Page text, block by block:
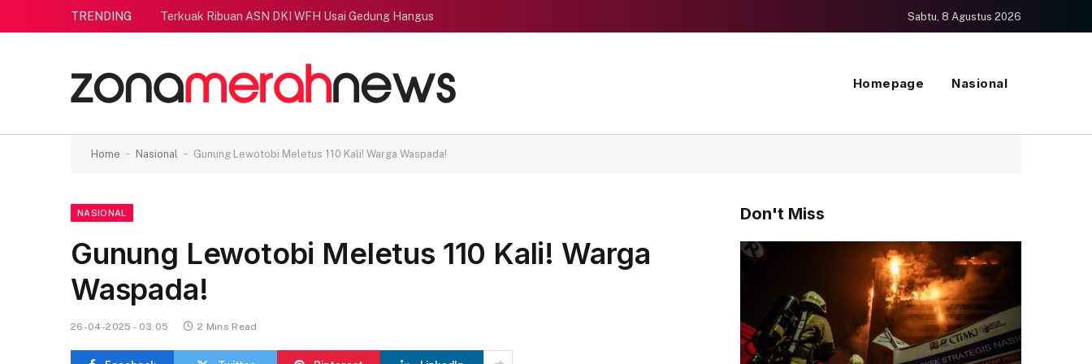
TRENDING Terkuak Ribuan ASN DKI WFH Usai Gedung Hangus Sabtu, 8 Agustus 2026
Homepage Nasional
Home - Nasional - Gunung Lewotobi Meletus 110 Kali! Warga Waspada!
NASIONAL
Gunung Lewotobi Meletus 110 Kali! Warga
Waspada!
26-04-2025 - 03.05 2 Mins Read
Don't Miss